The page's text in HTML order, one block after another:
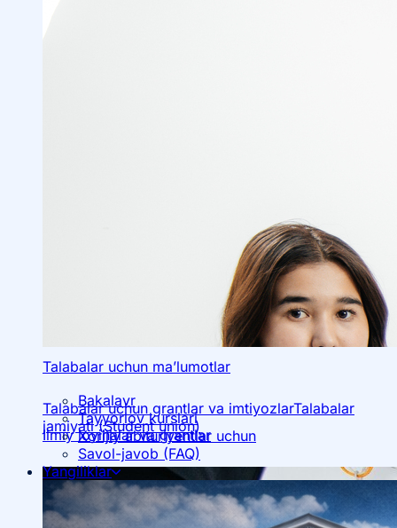
Talabalar uchun ma’lumotlar
Talabalar uchun grantlar va imtiyozlarTalabalar
jamiyati (Student union)
Ilmiy loyihalar va grantlar
Bakalavr
Tayyorlov kurslari
Xorijiy abituriyentlar uchun
Savol-javob (FAQ)
Yangiliklar